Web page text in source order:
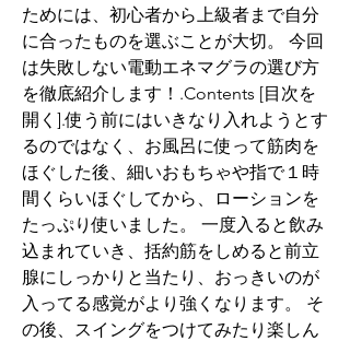
ためには、初心者から上級者まで自分
に合ったものを選ぶことが大切。 今回
は失敗しない電動エネマグラの選び方
を徹底紹介します！.Contents [目次を
開く].使う前にはいきなり入れようとす
るのではなく、お風呂に使って筋肉を
ほぐした後、細いおもちゃや指で１時
間くらいほぐしてから、ローションを
たっぷり使いました。 一度入ると飲み
込まれていき、括約筋をしめると前立
腺にしっかりと当たり、おっきいのが
入ってる感覚がより強くなります。 そ
の後、スイングをつけてみたり楽しん